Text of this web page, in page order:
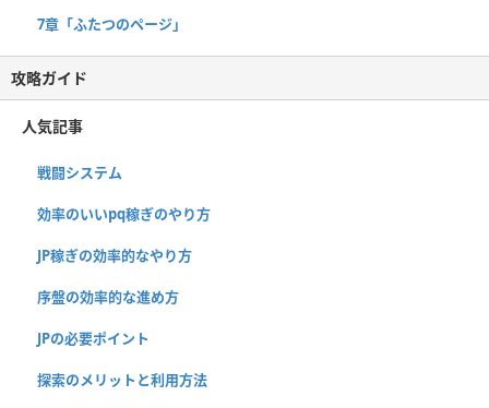
7章「ふたつのページ」
攻略ガイド
人気記事
戦闘システム
効率のいいpq稼ぎのやり方
JP稼ぎの効率的なやり方
序盤の効率的な進め方
JPの必要ポイント
探索のメリットと利用方法